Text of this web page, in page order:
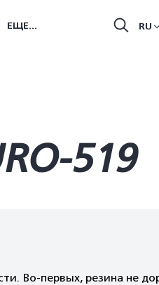
RU
ЕЩЕ...
519
Во-первых, резина не